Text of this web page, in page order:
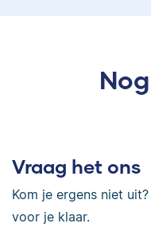
Vraag het ons
Kom je ergens niet
voor je klaar.